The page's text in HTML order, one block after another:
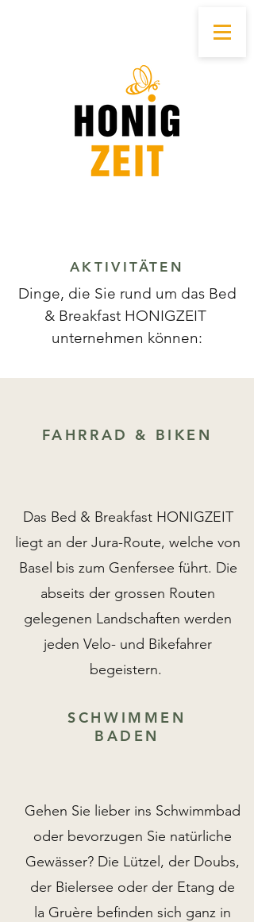
AKTIVITÄTEN
Dinge, die Sie rund um das Bed
& Breakfast HONIGZEIT
unternehmen können:
FAHRRAD & BIKEN
Das Bed & Breakfast HONIGZEIT
liegt an der Jura-Route, welche von
Basel bis zum Genfersee führt. Die
abseits der grossen Routen
gelegenen Landschaften werden
jeden Velo- und Bikefahrer
begeistern.
SCHWIMMEN
BADEN
Gehen Sie lieber ins Schwimmbad
oder bevorzugen Sie natürliche
Gewässer? Die Lützel, der Doubs,
der Bielersee oder der Etang de
la Gruère befinden sich ganz in